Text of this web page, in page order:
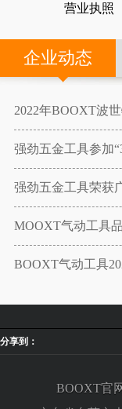
营业执照
企业动态
2022年BOOXT波
强劲五金工具参加
强劲五金工具荣获
MOOXT气动工具
BOOXT气动工具
分享到：
BOOXT官